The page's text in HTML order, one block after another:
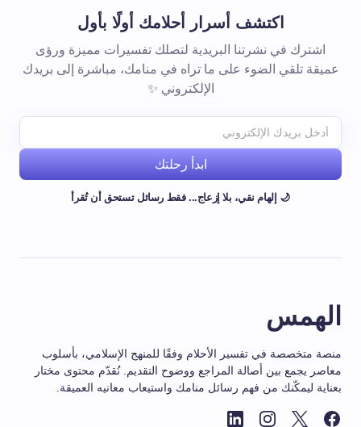
اكتشف أسرار أحلامك أولًا بأول
اشترك في نشرتنا البريدية لتصلك تفسيرات مميزة ورؤى
عميقة تلقي الضوء على ما تراه في منامك، مباشرة إلى بريدك
الإلكتروني ✨
ابدأ رحلتك
🌙 إلهام نقي، بلا إزعاج... فقط رسائل تستحق أن تُقرأ
الهمس
منصة متخصصة في تفسير الأحلام وفقًا للمنهج الإسلامي، بأسلوب
معاصر يجمع بين أصالة المراجع ووضوح التقديم. نُقدّم محتوى مختار
بعناية ليمكّنك من فهم رسائل منامك واستيعاب معانيه العميقة.